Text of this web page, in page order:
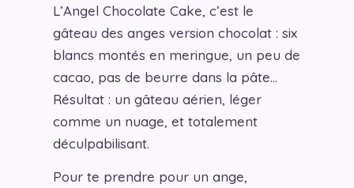
L’Angel Chocolate Cake, c’est le
gâteau des anges version chocolat : six
blancs montés en meringue, un peu de
cacao, pas de beurre dans la pâte…
Résultat : un gâteau aérien, léger
comme un nuage, et totalement
déculpabilisant.
Pour te prendre pour un ange,